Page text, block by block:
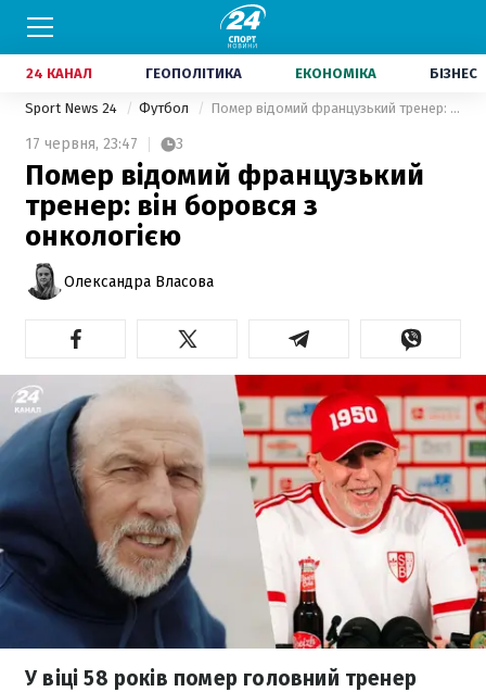
24 КАНАЛ ГЕОПОЛІТИКА ЕКОНОМІКА БІЗНЕС
Sport News 24 Футбол Помер відомий французький тренер: він боровся з онкологією
17 червня, 23:47 3
Помер відомий французький
тренер: він боровся з
онкологією
Олександра Власова
У віці 58 років помер головний тренер